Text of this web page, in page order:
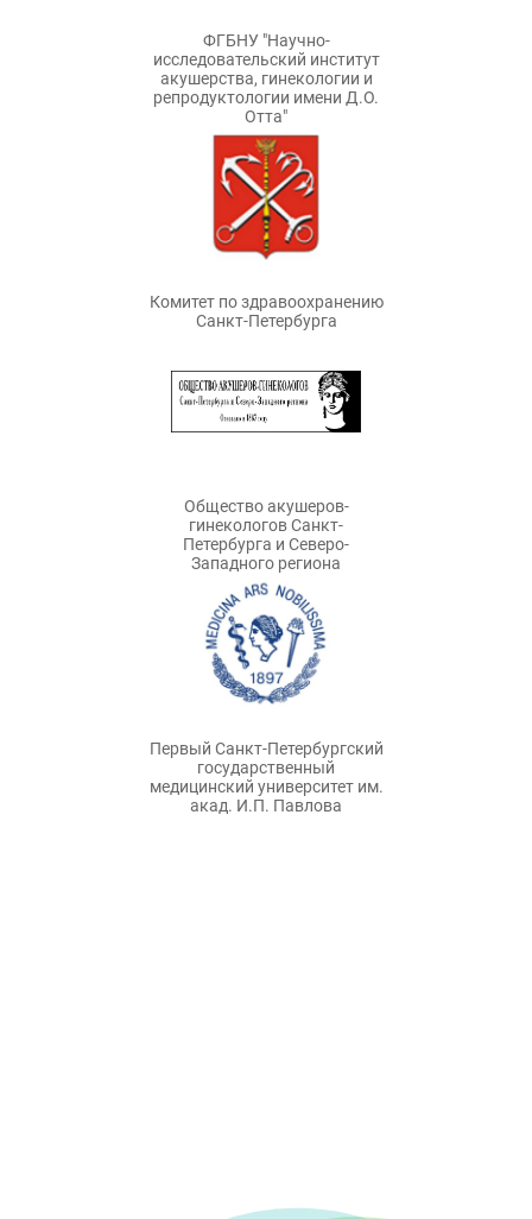
ФГБНУ "Научно-
исследовательский институт
акушерства, гинекологии и
репродуктологии имени Д.О.
Отта"
Комитет по здравоохранению
Санкт-Петербурга
Общество акушеров-
гинекологов Санкт-
Петербурга и Северо-
Западного региона
Первый Санкт-Петербургский
государственный
медицинский университет им.
акад. И.П. Павлова